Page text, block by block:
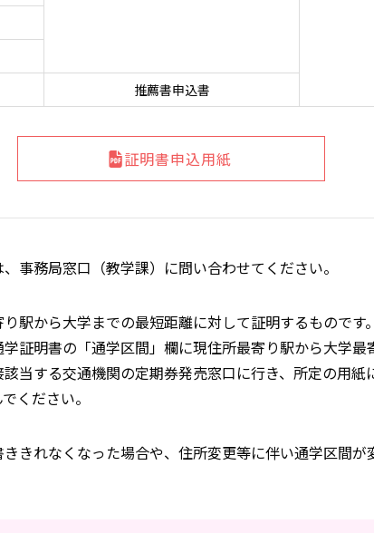
推薦書申込書
証明書申込用紙
事務局窓口（教学課）に問い合わせてください。
駅から大学までの最短距離に対して証明するものです
証明書の「通学区間」欄に現住所最寄り駅から大学
当する交通機関の定期券発売窓口に行き、所定の用
ください。
きれなくなった場合や、住所変更等に伴い通学区間